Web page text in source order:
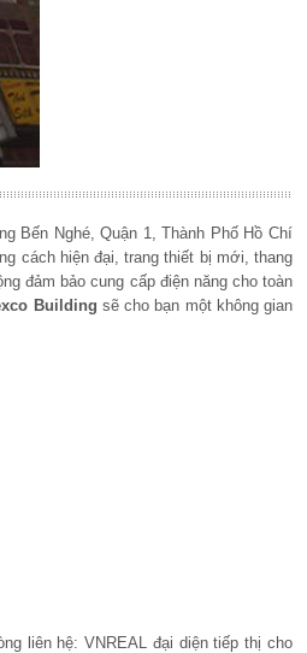
Bến Nghé, Quận 1, Thành Phố Hồ Chí
cách hiện đại, trang thiết bị mới, thang
đảm bảo cung cấp điện năng cho toàn
Building sẽ cho bạn một không gian
liên hệ: VNREAL đại diện tiếp thị cho